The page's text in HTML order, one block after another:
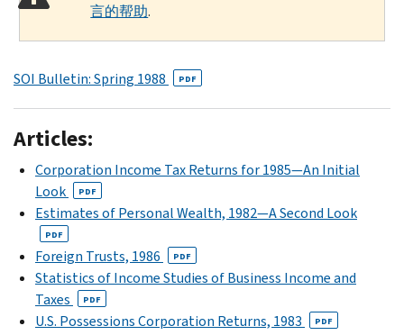
言的帮助.
SOI Bulletin: Spring 1988 PDF
Articles:
Corporation Income Tax Returns for 1985—An Initial
Look
PDF
Estimates of Personal Wealth, 1982—A Second Look
PDF
Foreign Trusts, 1986 PDF
Statistics of Income Studies of Business Income and
Taxes
PDF
U.S. Possessions Corporation Returns, 1983 PDF